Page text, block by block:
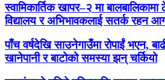
स्वामिकार्तिक खापर–२ मा
विद्यालय र अभिभावकलाई सतर्क रहन
पाँच वर्षदेखि साउनेगाउँमा रोपाईं भएन,
खानेपानी र बाटोको समस्या झन् चर्कियो